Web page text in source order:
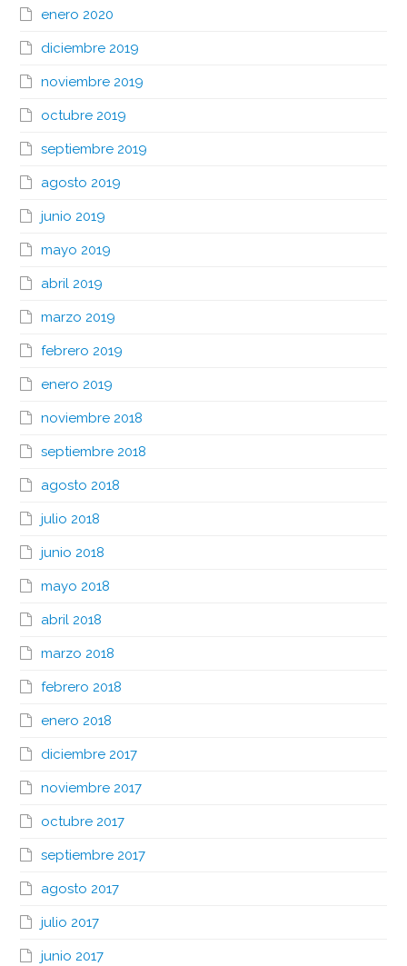
enero 2020
diciembre 2019
noviembre 2019
octubre 2019
septiembre 2019
agosto 2019
junio 2019
mayo 2019
abril 2019
marzo 2019
febrero 2019
enero 2019
noviembre 2018
septiembre 2018
agosto 2018
julio 2018
junio 2018
mayo 2018
abril 2018
marzo 2018
febrero 2018
enero 2018
diciembre 2017
noviembre 2017
octubre 2017
septiembre 2017
agosto 2017
julio 2017
junio 2017